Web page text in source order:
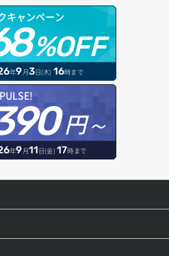
ネットワーク指定）
取得
成
除
細取得
キャンペーン
%OFF
年9月3日(木) 16時まで
PULSE!
円～
年9月11日(金) 17時まで